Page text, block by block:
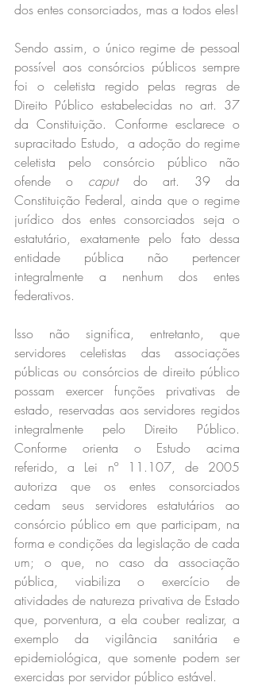
Sendo assim, o único regime de pessoal
possível aos consórcios públicos sempre
foi o celetista regido pelas regras de
Direito Público estabelecidas no art. 37
da Constituição. Conforme esclarece o
supracitado Estudo,  a adoção do regime
celetista pelo consórcio público não
ofende o caput do art. 39 da
Constituição Federal, ainda que o regime
jurídico dos entes consorciados seja o
estatutário, exatamente pelo fato dessa
entidade pública não pertencer
integralmente a nenhum dos entes
federativos.
Isso não significa, entretanto, que
servidores celetistas das associações
públicas ou consórcios de direito público
possam exercer funções privativas de
estado, reservadas aos servidores regidos
integralmente pelo Direito Público.
Conforme orienta o Estudo acima
referido, a Lei nº 11.107, de 2005
autoriza que os entes consorciados
cedam seus servidores estatutários ao
consórcio público em que participam, na
forma e condições da legislação de cada
um; o que, no caso da associação
pública, viabiliza o exercício de
atividades de natureza privativa de Estado
que, porventura, a ela couber realizar, a
exemplo da vigilância sanitária e
epidemiológica, que somente podem ser
exercidas por servidor público estável.